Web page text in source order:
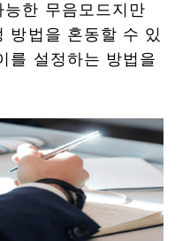
한 무음모드지만
방법을 혼동할 수 있
를 설정하는 방법을